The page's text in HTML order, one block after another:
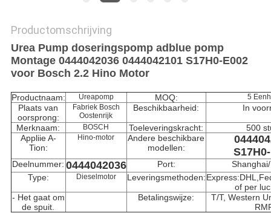
Productomschrijving
Urea Pump doseringspomp adblue pomp
Montage 0444042036 0444042101 S17H0-E002
voor Bosch 2.2 Hino Motor
Productnaam: Ureapomp MOQ: 5
Plaats van
oorsprong:
Fabriek Bosch
Oostenrijk
Beschikbaarheid: In
Merknaam: BOSCH Toeleveringskracht:
500
Appliie A-
Tion:
Hino-motor
Andere beschikbare
modellen:
Deelnummer: 0444042036 Port:
Type:
Dieselmotor Leveringsmethoden:
of per
- Het gaat om
de spuit.
Betalingswijze:
T/T, Western